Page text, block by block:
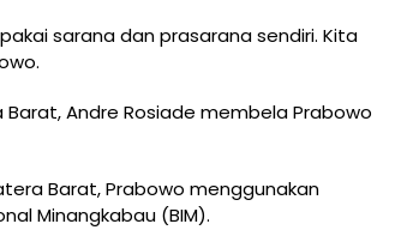
sarana dan prasarana sendiri. Kita
Andre Rosiade membela Prabowo
Barat, Prabowo menggunakan
Minangkabau (BIM).